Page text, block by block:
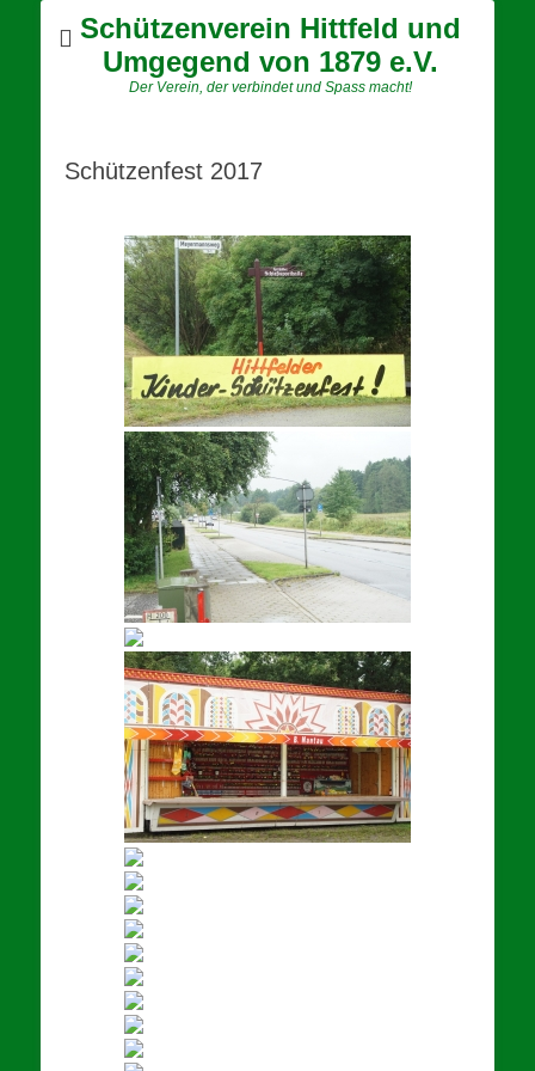
Schützenverein Hittfeld und
Umgegend von 1879 e.V.
Der Verein, der verbindet und Spass macht!
Schützenfest 2017